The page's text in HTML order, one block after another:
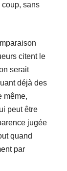
coup, sans
citent le
serait
déjà des
même,
peut être
jugée
quand
par